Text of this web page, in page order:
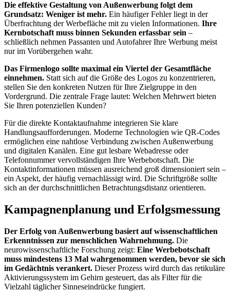
Die effektive Gestaltung von Außenwerbung folgt dem
Grundsatz: Weniger ist mehr. Ein häufiger Fehler liegt in der
Überfrachtung der Werbefläche mit zu vielen Informationen. Ihre
Kernbotschaft muss binnen Sekunden erfassbar sein –
schließlich nehmen Passanten und Autofahrer Ihre Werbung meist
nur im Vorübergehen wahr.
Das Firmenlogo sollte maximal ein Viertel der Gesamtfläche
einnehmen. Statt sich auf die Größe des Logos zu konzentrieren,
stellen Sie den konkreten Nutzen für Ihre Zielgruppe in den
Vordergrund. Die zentrale Frage lautet: Welchen Mehrwert bieten
Sie Ihren potenziellen Kunden?
Für die direkte Kontaktaufnahme integrieren Sie klare
Handlungsaufforderungen. Moderne Technologien wie QR-Codes
ermöglichen eine nahtlose Verbindung zwischen Außenwerbung
und digitalen Kanälen. Eine gut lesbare Webadresse oder
Telefonnummer vervollständigen Ihre Werbebotschaft. Die
Kontaktinformationen müssen ausreichend groß dimensioniert sein –
ein Aspekt, der häufig vernachlässigt wird. Die Schriftgröße sollte
sich an der durchschnittlichen Betrachtungsdistanz orientieren.
Kampagnenplanung und Erfolgsmessung
Der Erfolg von Außenwerbung basiert auf wissenschaftlichen
Erkenntnissen zur menschlichen Wahrnehmung. Die
neurowissenschaftliche Forschung zeigt: Eine Werbebotschaft
muss mindestens 13 Mal wahrgenommen werden, bevor sie sich
im Gedächtnis verankert. Dieser Prozess wird durch das retikuläre
Aktivierungssystem im Gehirn gesteuert, das als Filter für die
Vielzahl täglicher Sinneseindrücke fungiert.